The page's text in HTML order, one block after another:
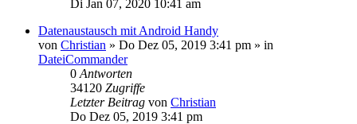
Di Jan 07, 2020 10:41 am
Datenaustausch mit Android Handy
von Christian » Do Dez 05, 2019 3:41 pm » in
DateiCommander
0 Antworten
34120 Zugriffe
Letzter Beitrag von Christian
Do Dez 05, 2019 3:41 pm